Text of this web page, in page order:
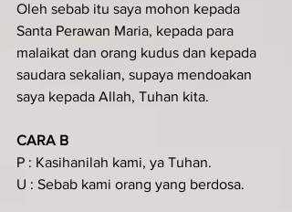
Oleh sebab itu saya mohon kepada
Santa Perawan Maria, kepada para
malaikat dan orang kudus dan kepada
saudara sekalian, supaya mendoakan
saya kepada Allah, Tuhan kita.
CARA B
P : Kasihanilah kami, ya Tuhan.
U : Sebab kami orang yang berdosa.